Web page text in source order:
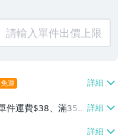
運
件運費$38、滿35
、萊爾富取貨付